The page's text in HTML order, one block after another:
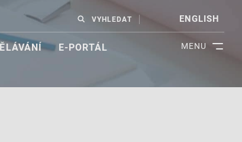
MENU
VYHLEDAT ENGLISH
E-PORTÁL